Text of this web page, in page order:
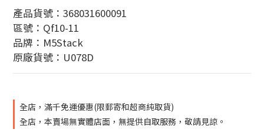
產品貨號：368031600091
區號：Qf10-11
品牌：M5Stack
原廠貨號：U078D
全店，滿千免運優惠(限郵寄和超商純取貨)
全店，本賣場無實體店面，無提供自取服務，敬請見諒。